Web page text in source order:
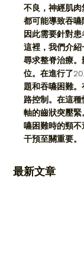
不良，神經肌肉
都可能導致吞嚥
因此需要針對
這裡，我們介紹
尋求整脊治療
位。在進行了
題和吞嚥困難
路控制。在這
軸的齒狀突壓
嚥困難時的頸
干預至關重要。
最新文章